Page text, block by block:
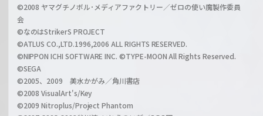
l
h
a
n
l
©2008 ヤマグチノボル･メディアファクトリー／ゼロの使い魔製作委員
会
©なのはStrikerS PROJECT
©ATLUS CO.,LTD.1996,2006 ALL RIGHTS RESERVED.
©NIPPON ICHI SOFTWARE INC. ©TYPE-MOON All Rights Reserved.
©SEGA
©2005、2009 美水かがみ／角川書店
©2008 VisualArt's/Key
©2009 Nitroplus/Project Phantom